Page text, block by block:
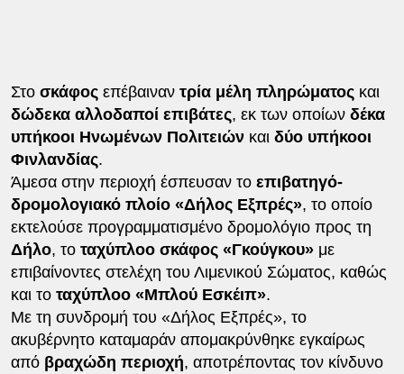
Στο σκάφος επέβαιναν τρία μέλη πληρώματοςκαι
δώδεκα αλλοδαποί επιβάτες, εκ των οποίων δέκα
υπήκοοι Ηνωμένων Πολιτειώνκαι δύο υπήκοοι
Φινλανδίας.
Άμεσα στην περιοχή έσπευσαν το επιβατηγό-
δρομολογιακό πλοίο «Δήλος Εξπρές», το οποίο
εκτελούσε προγραμματισμένο δρομολόγιο προς τη
Δήλο, τοταχύπλοο σκάφος «Γκούγκου»με
επιβαίνοντες στελέχη του Λιμενικού Σώματος, καθώς
και το ταχύπλοο «Μπλού Εσκέιπ».
Με τη συνδρομή του «Δήλος Εξπρές», το
ακυβέρνητο καταμαράν απομακρύνθηκε εγκαίρως
από βραχώδη περιοχή, αποτρέποντας τον κίνδυνο